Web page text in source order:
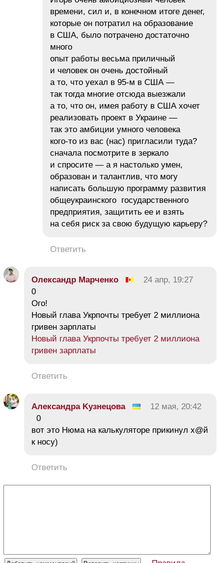
времени, сил и, в конечном итоге денег,
которые он потратил на образование
в США, было потрачено достаточно
много
опыт работы весьма приличный
и человек он очень достойный
а то, что уехал в 95-м в США —
так тогда многие отсюда выезжали
а то, что он, имея работу в США хочет
реализовать проект в Украине —
так это амбиции умного человека
кого-то из вас (нас) пригласили туда?
сначала посмотрите в зеркало
и спросите — а я настолько умен,
образован и талантлив, что могу
написать большую программу развития
общеукраинского государственного
предприятия, защитить ее и взять
на себя риск за свою будущую карьеру?
Ответить
Олександр Марченко
24 апр, 19:27
0
Ого!
Новый глава Укрпочты требует 2 миллиона
гривен зарплаты
Новый глава Укрпочты требует 2 миллиона
гривен зарплаты
Ответить
Αлександра Κузнецова
12 мая, 20:42
0
вот это Нюма на калькуляторе прикинул х@й
к носу)
Ответить